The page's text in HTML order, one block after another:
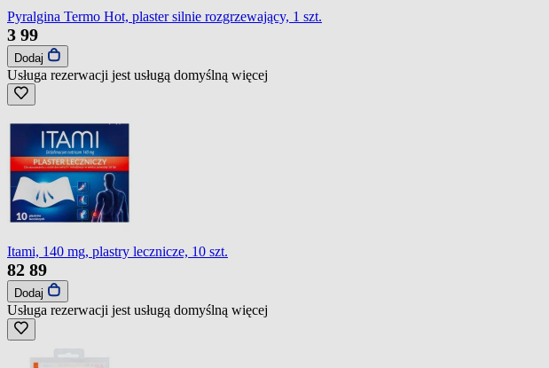
Pyralgina Termo Hot, plaster silnie rozgrzewający, 1 szt.
3 99
Dodaj
Usługa rezerwacji jest usługą domyślną więcej
Itami, 140 mg, plastry lecznicze, 10 szt.
82 89
Dodaj
Usługa rezerwacji jest usługą domyślną więcej